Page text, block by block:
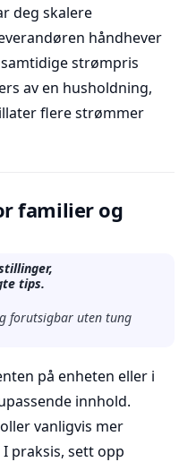
deg skalere
håndhever
strømpris
av en husholdning,
flere strømmer
familier og
tips.
forutsigbar uten tung
på enheten eller i
innhold.
vanligvis mer
praksis, sett opp